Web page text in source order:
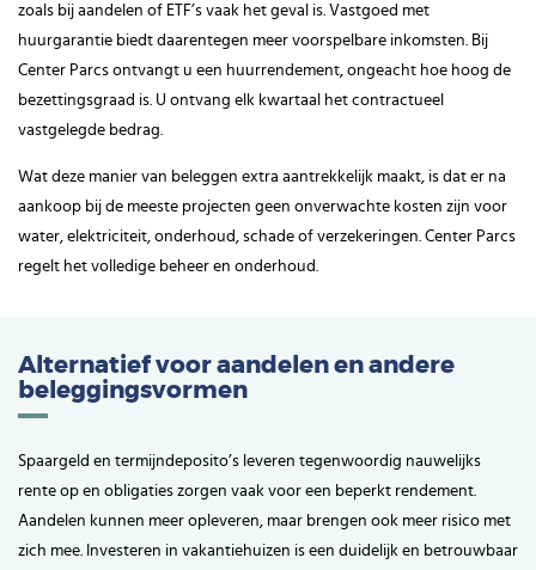
zoals bij aandelen of ETF’s vaak het geval is. Vastgoed met
huurgarantie biedt daarentegen meer voorspelbare inkomsten. Bij
Center Parcs ontvangt u een huurrendement, ongeacht hoe hoog de
bezettingsgraad is. U ontvang elk kwartaal het contractueel
vastgelegde bedrag.
Wat deze manier van beleggen extra aantrekkelijk maakt, is dat er na
aankoop bij de meeste projecten geen onverwachte kosten zijn voor
water, elektriciteit, onderhoud, schade of verzekeringen. Center Parcs
regelt het volledige beheer en onderhoud.
Alternatief voor aandelen en andere
beleggingsvormen
Spaargeld en termijndeposito’s leveren tegenwoordig nauwelijks
rente op en obligaties zorgen vaak voor een beperkt rendement.
Aandelen kunnen meer opleveren, maar brengen ook meer risico met
zich mee. Investeren in vakantiehuizen is een duidelijk en betrouwbaar